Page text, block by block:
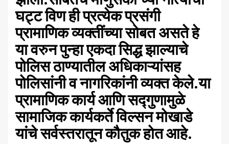
घट्ट विण ही प्रत्येक प्रसंगी
प्रामाणिक व्यक्तींच्या सोबत असते हे
या वरुन पुन्हा एकदा सिद्ध झाल्याचे
पोलिस ठाण्यातील अधिकाऱ्यांसह
पोलिसांनी व नागरिकांनी व्यक्त केले.या
प्रामाणिक कार्य आणि सद्गुणामुळे
सामाजिक कार्यकर्ते विल्सन मोखाडे
यांचे सर्वस्तरातून कौतुक होत आहे.